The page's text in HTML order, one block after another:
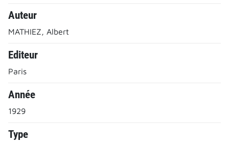
Auteur
MATHIEZ, Albert
Editeur
Paris
Année
1929
Type